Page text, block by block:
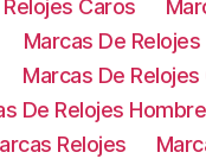
Caros
Marcas De Relojes
Marcas De Relojes
De Relojes Hombre
Relojes